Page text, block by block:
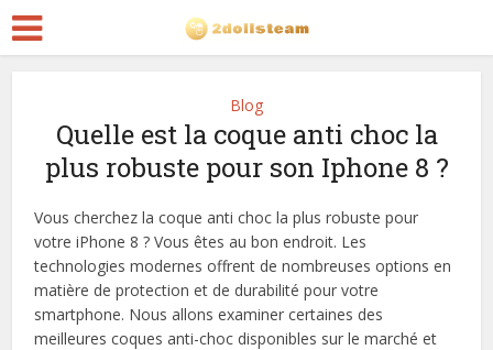
Blog
Quelle est la coque anti choc la
plus robuste pour son Iphone 8 ?
Vous cherchez la coque anti choc la plus robuste pour
votre iPhone 8 ? Vous êtes au bon endroit. Les
technologies modernes offrent de nombreuses options en
matière de protection et de durabilité pour votre
smartphone. Nous allons examiner certaines des
meilleures coques anti-choc disponibles sur le marché et